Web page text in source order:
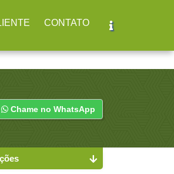
Chame no WhatsApp